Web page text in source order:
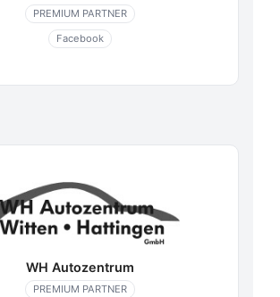
PREMIUM PARTNER
Facebook
WH Autozentrum
PREMIUM PARTNER